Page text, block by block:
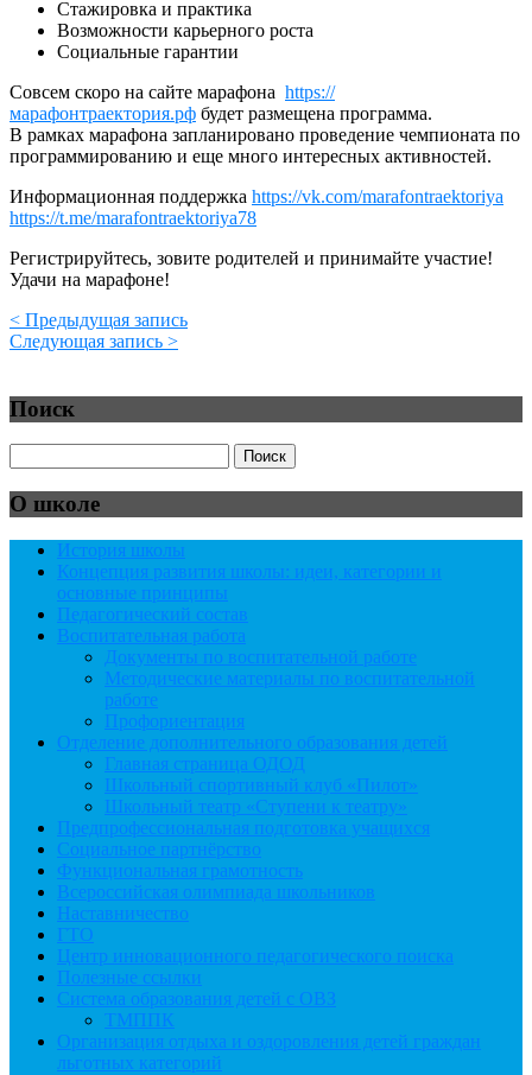
Стажировка и практика
Возможности карьерного роста
Социальные гарантии
Совсем скоро на сайте марафона https://
марафонтраектория.рф будет размещена программа.
В рамках марафона запланировано проведение чемпионата по
программированию и еще много интересных активностей.
Информационная поддержка https://vk.com/marafontraektoriya
https://t.me/marafontraektoriya78
Регистрируйтесь, зовите родителей и принимайте участие!
Удачи на марафоне!
< Предыдущая запись
Следующая запись >
Поиск
О школе
История школы
Концепция развития школы: идеи, категории и
основные принципы
Педагогический состав
Воспитательная работа
Документы по воспитательной работе
Методические материалы по воспитательной
работе
Профориентация
Отделение дополнительного образования детей
Главная страница ОДОД
Школьный спортивный клуб «Пилот»
Школьный театр «Ступени к театру»
Предпрофессиональная подготовка учащихся
Социальное партнёрство
Функциональная грамотность
Всероссийская олимпиада школьников
Наставничество
ГТО
Центр инновационного педагогического поиска
Полезные ссылки
Система образования детей с ОВЗ
ТМППК
Организация отдыха и оздоровления детей граждан
льготных категорий